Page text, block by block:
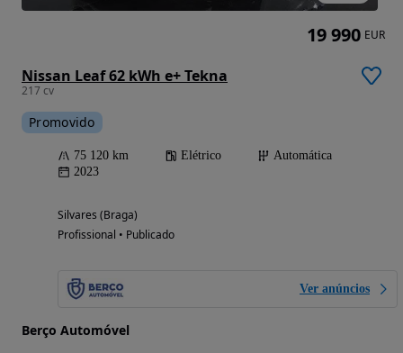
Nissan Leaf 62 kWh e+ Tekna
217 cv
Promovido
75 120 km Elétrico
Automática
2023
Silvares (Braga)
Profissional • Publicado
Ver anúncios
Berço Automóvel
19 990 EUR